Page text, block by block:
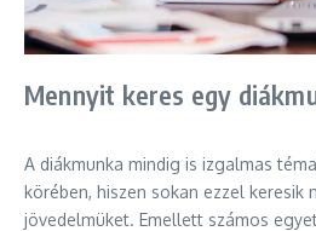
Mennyit keres egy
A diákmunka mindig is izgalmas
körében, hiszen sokan ezzel keresik
jövedelmüket. Emellett számos